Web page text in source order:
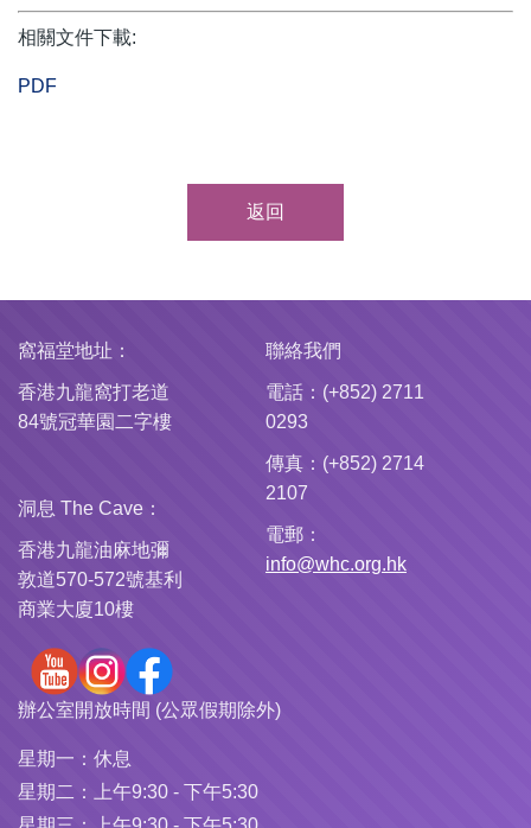
相關文件下載:
PDF
返回
窩福堂地址：
香港九龍窩打老道
84號冠華園二字樓
洞息 The Cave：
香港九龍油麻地彌
敦道570-572號基利
商業大廈10樓
聯絡我們
電話：(+852) 2711
0293
傳真：(+852) 2714
2107
電郵：
info@whc.org.hk
辦公室開放時間 (公眾假期除外)
星期一： 休息
星期二：
上午9:30 - 下午5:30